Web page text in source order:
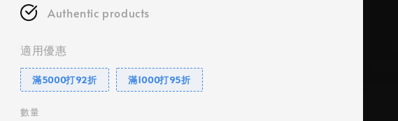
Authentic products
適用優惠
滿5000打92折 滿1000打95折
數量